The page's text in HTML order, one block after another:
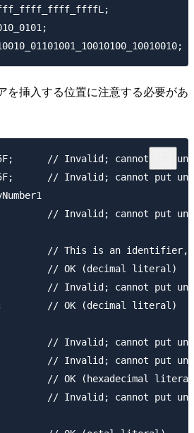
を挿入する位置に注意する必要があ
// Invalid; cannot put
// Invalid; cannot put
// Invalid; cannot put
// This is an identifier,
// OK (decimal literal)
// Invalid; cannot put
// OK (decimal literal)
// Invalid; cannot put
// Invalid; cannot put
// OK (hexadecimal
// Invalid; cannot put